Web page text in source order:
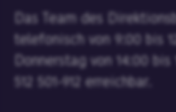
Das Team des
telefonisch von 9:00 bis
Donnerstag von 14:00
512 501-912 erreichbar.